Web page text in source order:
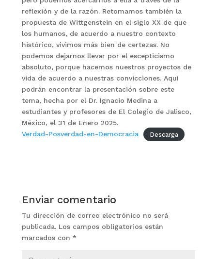
reflexión y de la razón. Retomamos también la
propuesta de Wittgenstein en el siglo XX de que
los humanos, de acuerdo a nuestro contexto
histórico, vivimos más bien de certezas. No
podemos dejarnos llevar por el escepticismo
absoluto, porque hacemos nuestros proyectos de
vida de acuerdo a nuestras convicciones. Aquí
podrán encontrar la presentación sobre este
tema, hecha por el Dr. Ignacio Medina a
estudiantes y profesores de El Colegio de Jalisco,
México, el 31 de Enero 2025.
Verdad-Posverdad-en-Democracia
Descarga
Enviar comentario
Tu dirección de correo electrónico no será
publicada.Los campos obligatorios están
marcados con *